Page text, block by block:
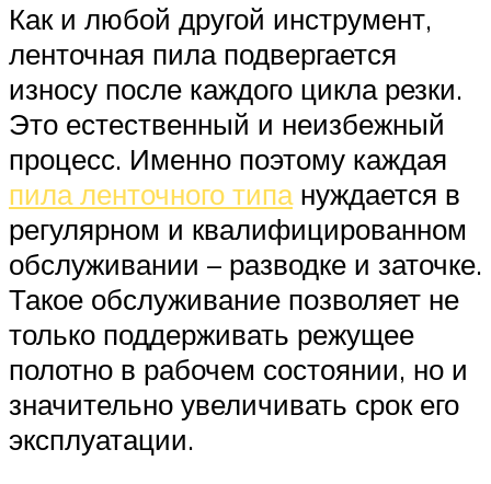
Как и любой другой инструмент,
ленточная пила подвергается
износу после каждого цикла резки.
Это естественный и неизбежный
процесс. Именно поэтому каждая
пила ленточного типануждается в
регулярном и квалифицированном
обслуживании – разводке и заточке.
Такое обслуживание позволяет не
только поддерживать режущее
полотно в рабочем состоянии, но и
значительно увеличивать срок его
эксплуатации.